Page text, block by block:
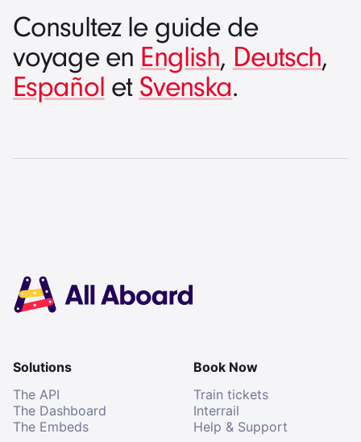
Consultez le guide de
voyage en English, Deutsch,
Español et Svenska.
Solutions
The API
The Dashboard
The Embeds
Book Now
Train tickets
Interrail
Help & Support